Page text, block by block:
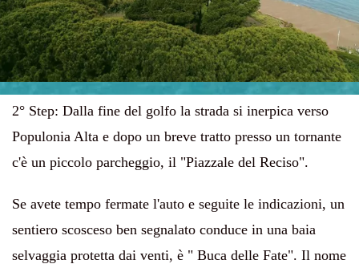
2° Step: Dalla fine del golfo la strada si inerpica verso
Populonia Alta e dopo un breve tratto presso un tornante
c'è un piccolo parcheggio, il "Piazzale del Reciso".
Se avete tempo fermate l'auto e seguite le indicazioni, un
sentiero scosceso ben segnalato conduce in una baia
selvaggia protetta dai venti, è " Buca delle Fate". Il nome